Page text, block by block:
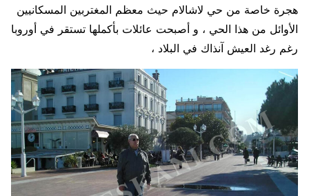
هجرة خاصة من حي لاشالام حيث معظم المغتربين المسكانيين
الأوائل من هذا الحي ، و أصبحت عائلات بأكملها تستقر في أوروبا
رغم رغد العيش آنذاك في البلاد ،